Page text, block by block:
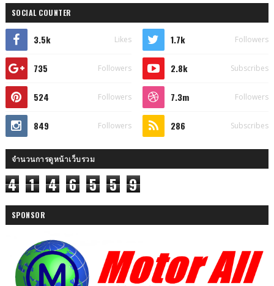
SOCIAL COUNTER
3.5k Likes 1.7k Followers
735 Followers 2.8k Subscribes
524 Followers 7.3m Followers
849 Followers 286 Subscribes
จำนวนการดูหน้าเว็บรวม
4 1 4 6 5 5 9
SPONSOR